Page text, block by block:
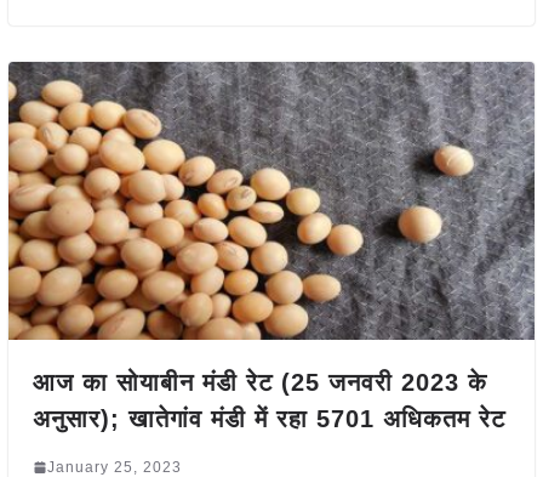
आज का सोयाबीन मंडी रेट (25 जनवरी 2023 के
अनुसार); खातेगांव मंडी में रहा 5701 अधिकतम रेट
January 25, 2023